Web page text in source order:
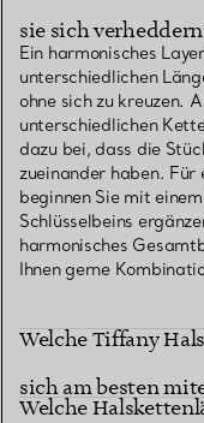
sie sich
Ein harmonisches
unterschiedlichen
ohne sich zu kreuzen.
unterschiedlichen
dazu bei, dass die
zueinander haben.
beginnen Sie mit
Schlüsselbeins
harmonisches
Ihnen gerne
Welche Tiffany
sich am besten
Welche